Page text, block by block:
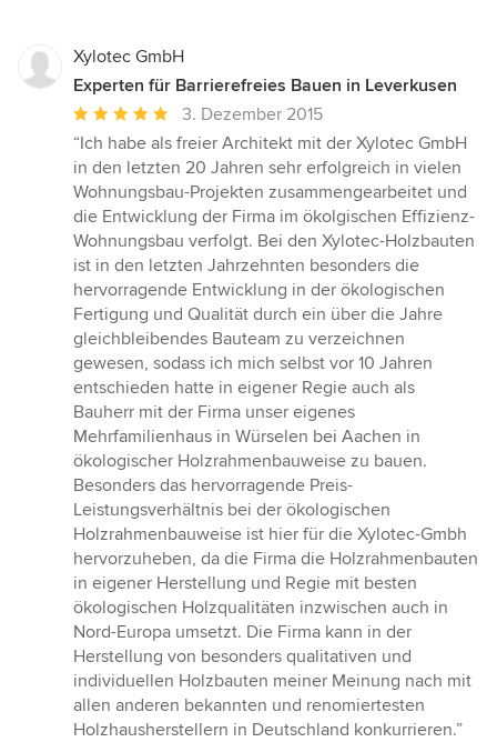
Xylotec GmbH
Experten für Barrierefreies Bauen in Leverkusen
Durchschnittliche
Bewertung:
5
von
5
Sternen
3. Dezember 2015
“Ich habe als freier Architekt mit der Xylotec GmbH
in den letzten 20 Jahren sehr erfolgreich in vielen
Wohnungsbau-Projekten zusammengearbeitet und
die Entwicklung der Firma im ökolgischen Effizienz-
Wohnungsbau verfolgt. Bei den Xylotec-Holzbauten
ist in den letzten Jahrzehnten besonders die
hervorragende Entwicklung in der ökologischen
Fertigung und Qualität durch ein über die Jahre
gleichbleibendes Bauteam zu verzeichnen
gewesen, sodass ich mich selbst vor 10 Jahren
entschieden hatte in eigener Regie auch als
Bauherr mit der Firma unser eigenes
Mehrfamilienhaus in Würselen bei Aachen in
ökologischer Holzrahmenbauweise zu bauen.
Besonders das hervorragende Preis-
Leistungsverhältnis bei der ökologischen
Holzrahmenbauweise ist hier für die Xylotec-Gmbh
hervorzuheben, da die Firma die Holzrahmenbauten
in eigener Herstellung und Regie mit besten
ökologischen Holzqualitäten inzwischen auch in
Nord-Europa umsetzt. Die Firma kann in der
Herstellung von besonders qualitativen und
individuellen Holzbauten meiner Meinung nach mit
allen anderen bekannten und renomiertesten
Holzhausherstellern in Deutschland konkurrieren.”